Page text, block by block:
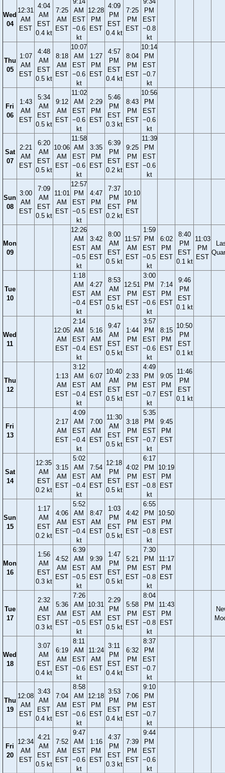
Wed
04
12:31
AM
EST
4:04
AM
EST
0.4 kt
7:25
AM
EST
AM
EST
−0.6
kt
12:28
PM
EST
4:09
PM
EST
0.4 kt
7:25
PM
EST
PM
EST
−0.8
kt
Thu
05
1:07
AM
EST
4:48
AM
EST
0.5 kt
8:18
AM
EST
10:07
AM
EST
−0.6
kt
1:27
PM
EST
4:57
PM
EST
0.4 kt
8:04
PM
EST
10:14
PM
EST
−0.7
kt
Fri
06
1:43
AM
EST
5:34
AM
EST
0.5 kt
9:12
AM
EST
11:02
AM
EST
−0.6
kt
2:29
PM
EST
5:46
PM
EST
0.3 kt
8:43
PM
EST
10:56
PM
EST
−0.6
kt
Sat
07
2:21
AM
EST
6:20
AM
EST
0.5 kt
10:06
AM
EST
11:58
AM
EST
−0.6
kt
3:35
PM
EST
6:39
PM
EST
0.2 kt
9:25
PM
EST
11:39
PM
EST
−0.6
kt
Sun
08
3:00
AM
EST
7:09
AM
EST
0.5 kt
11:01
AM
EST
12:57
PM
EST
−0.5
kt
4:47
PM
EST
7:37
PM
EST
0.2 kt
10:10
PM
EST
Mon
09
12:26
AM
EST
−0.5
kt
3:42
AM
EST
8:00
AM
EST
0.5 kt
11:57
AM
EST
1:59
PM
EST
−0.5
kt
6:02
PM
EST
8:40
PM
EST
0.1 kt
11:03
PM
EST
Tue
10
1:18
AM
EST
−0.4
kt
4:27
AM
EST
8:53
AM
EST
0.5 kt
12:51
PM
EST
3:00
PM
EST
−0.6
kt
7:14
PM
EST
9:46
PM
EST
0.1 kt
Wed
11
12:05
AM
EST
2:14
AM
EST
−0.4
kt
5:16
AM
EST
9:47
AM
EST
0.5 kt
1:44
PM
EST
3:57
PM
EST
−0.6
kt
8:15
PM
EST
10:50
PM
EST
0.1 kt
Thu
12
1:13
AM
EST
3:12
AM
EST
−0.4
kt
6:07
AM
EST
10:40
AM
EST
0.5 kt
2:33
PM
EST
4:49
PM
EST
−0.7
kt
9:05
PM
EST
11:46
PM
EST
0.1 kt
Fri
13
2:17
AM
EST
4:09
AM
EST
−0.4
kt
7:00
AM
EST
11:30
AM
EST
0.5 kt
3:18
PM
EST
5:35
PM
EST
−0.7
kt
9:45
PM
EST
Sat
14
12:35
AM
EST
0.2 kt
3:15
AM
EST
5:02
AM
EST
−0.4
kt
7:54
AM
EST
12:18
PM
EST
0.5 kt
4:02
PM
EST
6:17
PM
EST
−0.8
kt
10:19
PM
EST
Sun
15
1:17
AM
EST
0.2 kt
4:06
AM
EST
5:52
AM
EST
−0.4
kt
8:47
AM
EST
1:03
PM
EST
0.5 kt
4:42
PM
EST
6:55
PM
EST
−0.8
kt
10:50
PM
EST
Mon
16
1:56
AM
EST
0.3 kt
4:52
AM
EST
6:39
AM
EST
−0.5
kt
9:39
AM
EST
1:47
PM
EST
0.5 kt
5:21
PM
EST
7:30
PM
EST
−0.8
kt
11:17
PM
EST
Tue
17
2:32
AM
EST
0.3 kt
5:36
AM
EST
7:26
AM
EST
−0.5
kt
10:31
AM
EST
2:29
PM
EST
0.5 kt
5:58
PM
EST
8:04
PM
EST
−0.8
kt
11:43
PM
EST
Wed
18
3:07
AM
EST
0.4 kt
6:19
AM
EST
8:11
AM
EST
−0.6
kt
11:24
AM
EST
3:11
PM
EST
0.4 kt
6:32
PM
EST
8:37
PM
EST
−0.7
kt
Thu
19
12:08
AM
EST
3:43
AM
EST
0.4 kt
7:04
AM
EST
8:58
AM
EST
−0.6
kt
12:18
PM
EST
3:53
PM
EST
0.4 kt
7:06
PM
EST
9:10
PM
EST
−0.7
kt
Fri
20
12:34
AM
EST
4:21
AM
EST
0.5 kt
7:52
AM
EST
9:47
AM
EST
−0.6
kt
1:16
PM
EST
4:37
PM
EST
0.3 kt
7:39
PM
EST
9:44
PM
EST
−0.6
kt